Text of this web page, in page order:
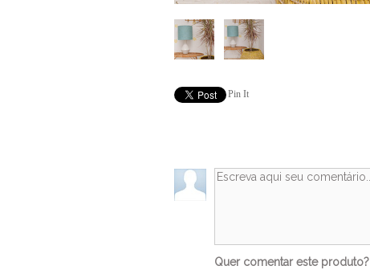
Pin It
Quer comentar este produto?